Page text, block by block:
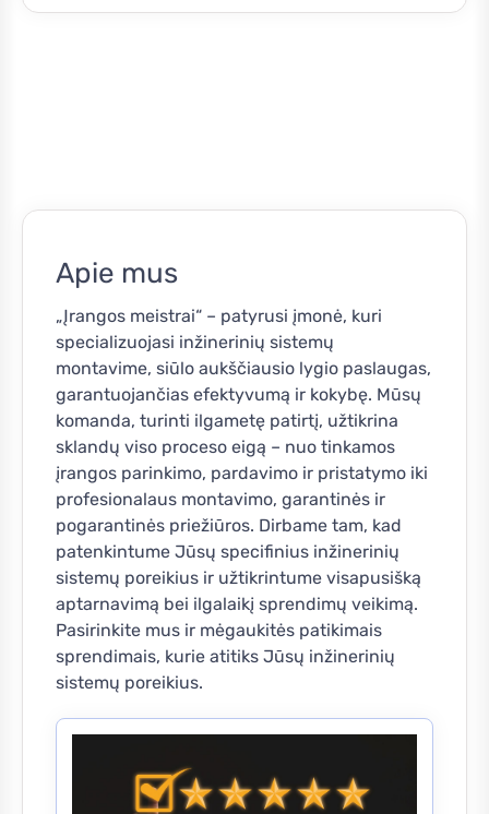
Apie mus
„Įrangos meistrai“ – patyrusi įmonė, kuri
specializuojasi inžinerinių sistemų
montavime, siūlo aukščiausio lygio paslaugas,
garantuojančias efektyvumą ir kokybę. Mūsų
komanda, turinti ilgametę patirtį, užtikrina
sklandų viso proceso eigą – nuo tinkamos
įrangos parinkimo, pardavimo ir pristatymo iki
profesionalaus montavimo, garantinės ir
pogarantinės priežiūros. Dirbame tam, kad
patenkintume Jūsų specifinius inžinerinių
sistemų poreikius ir užtikrintume visapusišką
aptarnavimą bei ilgalaikį sprendimų veikimą.
Pasirinkite mus ir mėgaukitės patikimais
sprendimais, kurie atitiks Jūsų inžinerinių
sistemų poreikius.